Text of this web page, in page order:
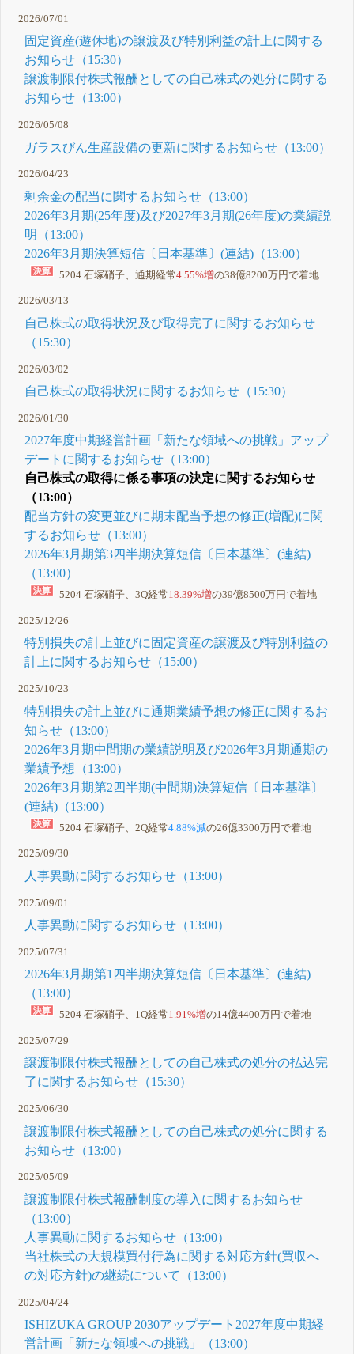
資産の譲渡
及び特別利
らせ
2026/07/01
固定資産(遊休地)の譲渡及び特別利益の計上に関する
お知らせ（15:30）
譲渡制限付株式報酬としての自己株式の処分に関する
お知らせ（13:00）
2026/05/08
ガラスびん生産設備の更新に関するお知らせ（13:00）
2026/04/23
剰余金の配当に関するお知らせ（13:00）
2026年3月期(25年度)及び2027年3月期(26年度)の業績説
明（13:00）
2026年3月期決算短信〔日本基準〕(連結)（13:00）
5204 石塚硝子、通期経常4.55%増の38億8200万円で着地
2026/03/13
自己株式の取得状況及び取得完了に関するお知らせ
（15:30）
2026/03/02
自己株式の取得状況に関するお知らせ（15:30）
2026/01/30
2027年度中期経営計画「新たな領域への挑戦」アップ
デートに関するお知らせ（13:00）
自己株式の取得に係る事項の決定に関するお知らせ
（13:00）
配当方針の変更並びに期末配当予想の修正(増配)に関
するお知らせ（13:00）
2026年3月期第3四半期決算短信〔日本基準〕(連結)
（13:00）
5204 石塚硝子、3Q経常18.39%増の39億8500万円で着地
2025/12/26
特別損失の計上並びに固定資産の譲渡及び特別利益の
計上に関するお知らせ（15:00）
2025/10/23
特別損失の計上並びに通期業績予想の修正に関するお
知らせ（13:00）
2026年3月期中間期の業績説明及び2026年3月期通期の
業績予想（13:00）
2026年3月期第2四半期(中間期)決算短信〔日本基準〕
(連結)（13:00）
5204 石塚硝子、2Q経常4.88%減の26億3300万円で着地
2025/09/30
人事異動に関するお知らせ（13:00）
2025/09/01
人事異動に関するお知らせ（13:00）
2025/07/31
2026年3月期第1四半期決算短信〔日本基準〕(連結)
（13:00）
5204 石塚硝子、1Q経常1.91%増の14億4400万円で着地
2025/07/29
譲渡制限付株式報酬としての自己株式の処分の払込完
了に関するお知らせ（15:30）
2025/06/30
譲渡制限付株式報酬としての自己株式の処分に関する
お知らせ（13:00）
2025/05/09
譲渡制限付株式報酬制度の導入に関するお知らせ
（13:00）
人事異動に関するお知らせ（13:00）
当社株式の大規模買付行為に関する対応方針(買収へ
の対応方針)の継続について（13:00）
2025/04/24
ISHIZUKA GROUP 2030アップデート2027年度中期経
営計画「新たな領域への挑戦」（13:00）